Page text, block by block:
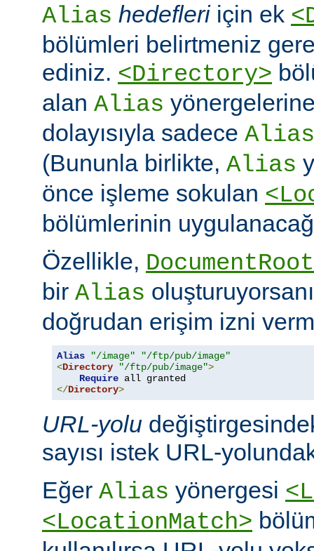
Alias hedefleriiçin ek
bölümleri belirtmeniz
ediniz. <Directory>
alan Alias
dolayısıyla sadece Alias
(Bununla birlikte, Alias
önce işleme sokulan
bölümlerinin
Özellikle, DocumentRoot
bir Alias
doğrudan erişim izni
Alias "/image"
"/ftp/pub/image"
<Directory "/ftp/pub/image">
Require
</Directory>
URL-yolu
sayısı istek URL-
Eğer Alias yönergesi
<LocationMatch>